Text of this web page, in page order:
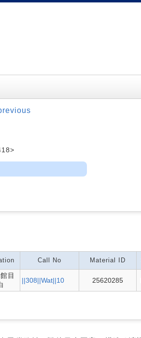
Call No Material ID
目
||308||Wat||10 25620285